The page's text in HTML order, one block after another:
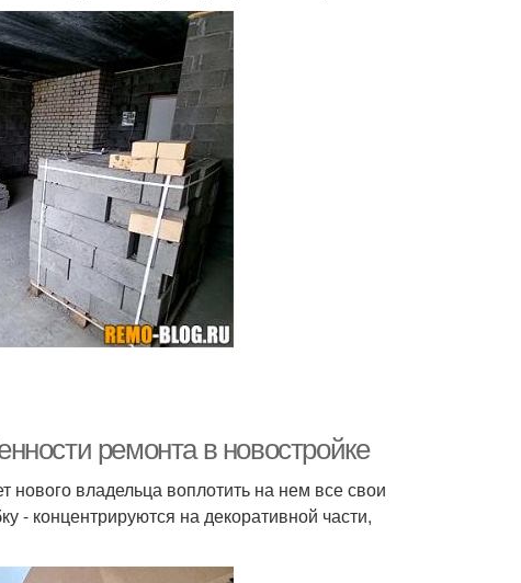
ремонта в новостройке
нового владельца воплотить на нем все свои
концентрируются на декоративной части,